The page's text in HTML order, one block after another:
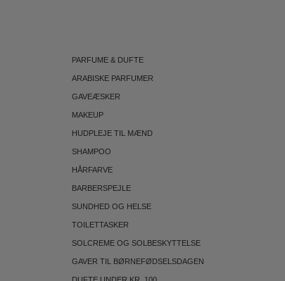
PARFUME & DUFTE
ARABISKE PARFUMER
GAVEÆSKER
MAKEUP
HUDPLEJE TIL MÆND
SHAMPOO
HÅRFARVE
BARBERSPEJLE
SUNDHED OG HELSE
TOILETTASKER
SOLCREME OG SOLBESKYTTELSE
GAVER TIL BØRNEFØDSELSDAGEN